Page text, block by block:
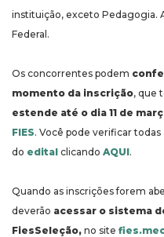
instituição, exceto Pedagogia.
Federal.
Os concorrentes podem
momento da inscrição, que
estende até o dia 11 de
FIES. Você pode verificar
do edital clicando AQUI.
Quando as inscrições forem
deverão acessar o sistema
FiesSeleção, no site